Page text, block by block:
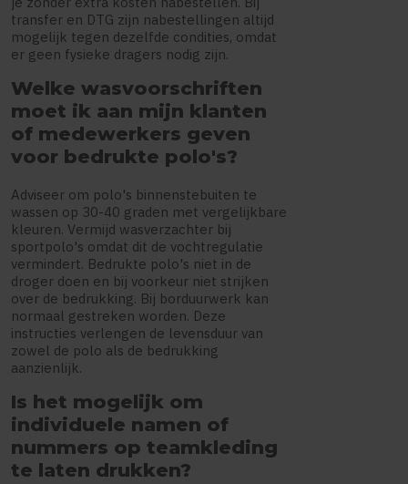
transfer en DTG zijn nabestellingen altijd
mogelijk tegen dezelfde condities, omdat
er geen fysieke dragers nodig zijn.
Welke wasvoorschriften
moet ik aan mijn klanten
of medewerkers geven
voor bedrukte polo's?
Adviseer om polo's binnenstebuiten te
wassen op 30-40 graden met vergelijkbare
kleuren. Vermijd wasverzachter bij
sportpolo's omdat dit de vochtregulatie
vermindert. Bedrukte polo's niet in de
droger doen en bij voorkeur niet strijken
over de bedrukking. Bij borduurwerk kan
normaal gestreken worden. Deze
instructies verlengen de levensduur van
zowel de polo als de bedrukking
aanzienlijk.
Is het mogelijk om
individuele namen of
nummers op teamkleding
te laten drukken?